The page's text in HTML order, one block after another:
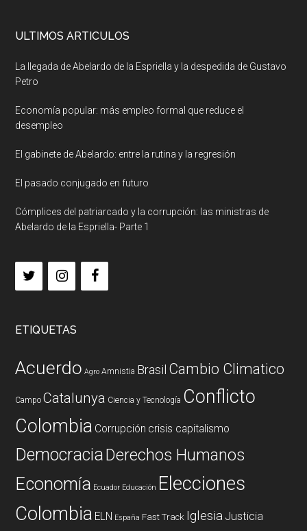
ULTIMOS ARTICULOS
La llegada de Abelardo de la Espriella y la despedida de Gustavo
Petro
Economía popular: más empleo formal que reduce el
desempleo
El gabinete de Abelardo: entre la rutina y la regresión
El pasado conjugado en futuro
Cómplices del patriarcado y la corrupción: las ministras de
Abelardo de la Espriella- Parte 1
ETIQUETAS
Acuerdo Agro Amnistia Brasil Cambio Climatico
Campo Catalunya Ciencia y Tecnología Conflicto
Colombia Corrupción crisis capitalismo
DemocraciaDerechos Humanos
Economía Ecuador Educación Elecciones
Colombia ELN España Fast Track Iglesia Justicia